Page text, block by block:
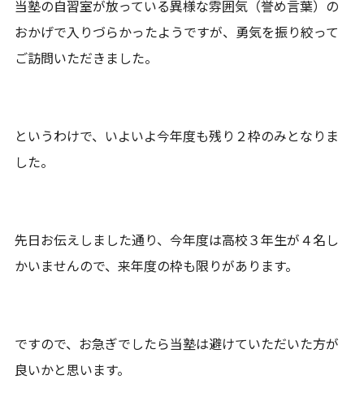
当塾の自習室が放っている異様な雰囲気（誉め言葉）の
おかげで入りづらかったようですが、勇気を振り絞って
ご訪問いただきました。
というわけで、いよいよ今年度も残り２枠のみとなりま
した。
先日お伝えしました通り、今年度は高校３年生が４名し
かいませんので、来年度の枠も限りがあります。
ですので、お急ぎでしたら当塾は避けていただいた方が
良いかと思います。